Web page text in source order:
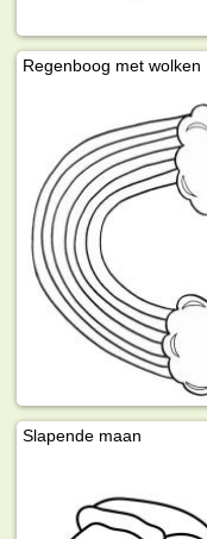
Regenboog met wolken
Slapende maan